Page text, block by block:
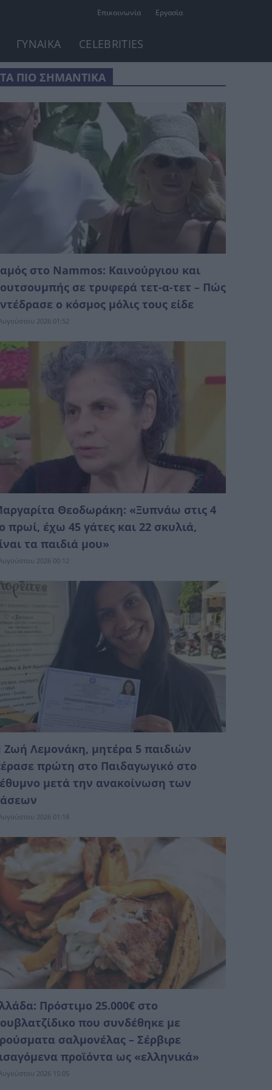
Επικοινωνία Εργασία
ΓΥΝΑΙΚΑ CELEBRITIES
ΤΑ ΠΙΟ ΣΗΜΑΝΤΙΚΑ
στο Nammos: Καινούργιου και
σε τρυφερά τετ-α-τετ – Πώς
ο κόσμος μόλις τους είδε
2026 01:52
Θεοδωράκη: «Ξυπνάω στις 4
πρωί, έχω 45 γάτες και 22 σκυλιά,
τα παιδιά μου»
2026 00:12
Ζωή Λεμονάκη, μητέρα 5 παιδιών
πρώτη στο Παιδαγωγικό στο
μετά την ανακοίνωση των
2026 01:18
Πρόστιμο 25.000€ στο
που συνδέθηκε με
σαλμονέλας – Σέρβιρε
προϊόντα ως «ελληνικά»
2026 15:05